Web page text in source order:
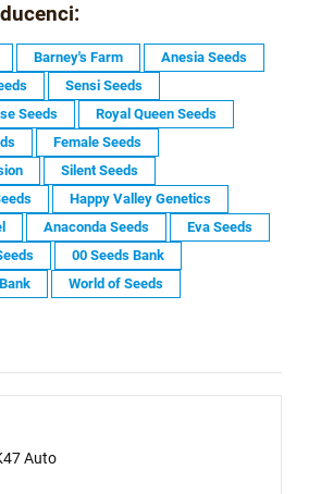
Barney's Farm
Anesia Seeds
Sensi Seeds
Seeds
Royal Queen Seeds
Female Seeds
Silent Seeds
Happy Valley Genetics
Anaconda Seeds
Eva Seeds
00 Seeds Bank
World of Seeds
Auto